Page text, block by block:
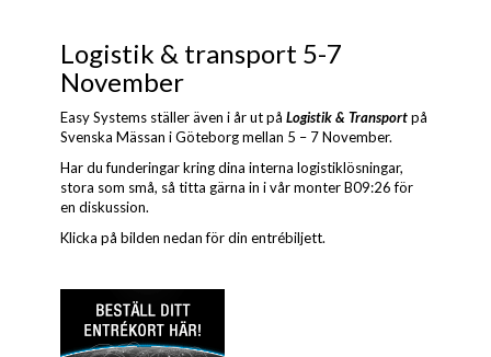
Logistik & transport 5-7
November
Easy Systems ställer även i år ut på Logistik & Transportpå
Svenska Mässan i Göteborg mellan 5 – 7 November.
Har du funderingar kring dina interna logistiklösningar,
stora som små, så titta gärna in i vår monter B09:26 för
en diskussion.
Klicka på bilden nedan för din entrébiljett.